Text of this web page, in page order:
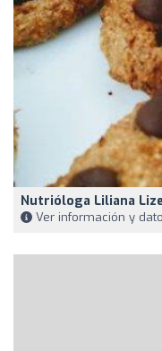
Nutrióloga Liliana
Ver información y